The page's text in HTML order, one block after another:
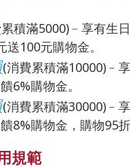
積滿5000)﹣享有生
100元購物金。
(消費累積滿10000)﹣
6%購物金。
(消費累積滿30000)﹣
8%購物金，購物95折
規範